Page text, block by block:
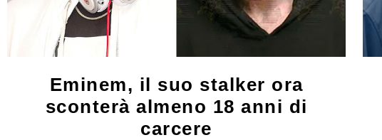
Eminem, il suo stalker ora
sconterà almeno 18 anni di
carcere